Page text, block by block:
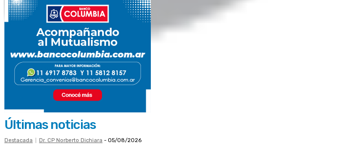
Últimas noticias
Destacada Dr. CP Norberto Dichiara - 05/08/2026